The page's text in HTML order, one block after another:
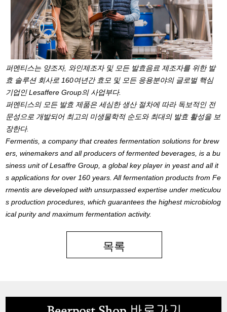
퍼멘티스는 양조자, 와인제조자 및 모든 발효음료 제조자를 위한 발
효 솔루션 회사로 160여년간 효모 및 모든 응용분야의 글로벌 핵심
기업인 Lesaffere Group의 사업부다.
퍼멘티스의 모든 발효 제품은 세심한 생산 절차에 따라 독보적인 전
문성으로 개발되어 최고의 미생물학적 순도와 최대의 발효 활성을 보
장한다.
Fermentis, a company that creates fermentation solutions for brew
ers, winemakers and all producers of fermented beverages, is a bu
siness unit of Lesaffre Group, a global key player in yeast and all it
s applications for over 160 years. All fermentation products from Fe
rmentis are developed with unsurpassed expertise under meticulou
s production procedures, which guarantees the highest microbiolog
ical purity and maximum fermentation activity.
목록